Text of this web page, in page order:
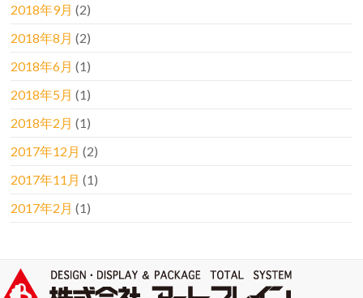
2018年9月 (2)
2018年8月 (2)
2018年6月 (1)
2018年5月 (1)
2018年2月 (1)
2017年12月 (2)
2017年11月 (1)
2017年2月 (1)